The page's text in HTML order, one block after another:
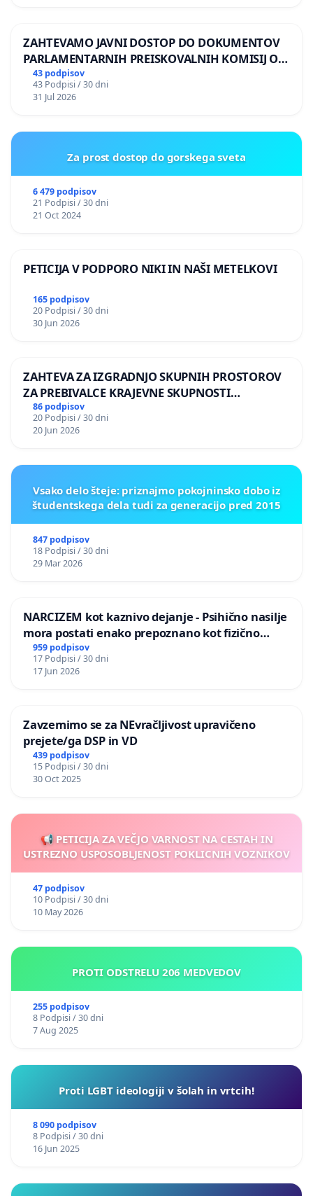
ZAHTEVAMO JAVNI DOSTOP DO DOKUMENTOV
PARLAMENTARNIH PREISKOVALNIH KOMISIJ O
ILEGALNI TRGOVINI Z OROŽJEM
43 podpisov
43 Podpisi / 30 dni
31 Jul 2026
Za prost dostop do gorskega sveta
6 479 podpisov
21 Podpisi / 30 dni
21 Oct 2024
PETICIJA V PODPORO NIKI IN NAŠI METELKOVI
165 podpisov
20 Podpisi / 30 dni
30 Jun 2026
ZAHTEVA ZA IZGRADNJO SKUPNIH PROSTOROV
ZA PREBIVALCE KRAJEVNE SKUPNOSTI
PRESTRANEK
86 podpisov
20 Podpisi / 30 dni
20 Jun 2026
Vsako delo šteje: priznajmo pokojninsko dobo iz
študentskega dela tudi za generacijo pred 2015
847 podpisov
18 Podpisi / 30 dni
29 Mar 2026
NARCIZEM kot kaznivo dejanje - Psihično nasilje
mora postati enako prepoznano kot fizično
nasilje
959 podpisov
17 Podpisi / 30 dni
17 Jun 2026
Zavzemimo se za NEvračljivost upravičeno
prejete/ga DSP in VD
439 podpisov
15 Podpisi / 30 dni
30 Oct 2025
📢 PETICIJA ZA VEČJO VARNOST NA CESTAH IN
USTREZNO USPOSOBLJENOST POKLICNIH VOZNIKOV
47 podpisov
10 Podpisi / 30 dni
10 May 2026
PROTI ODSTRELU 206 MEDVEDOV
255 podpisov
8 Podpisi / 30 dni
7 Aug 2025
Proti LGBT ideologiji v šolah in vrtcih!
8 090 podpisov
8 Podpisi / 30 dni
16 Jun 2025